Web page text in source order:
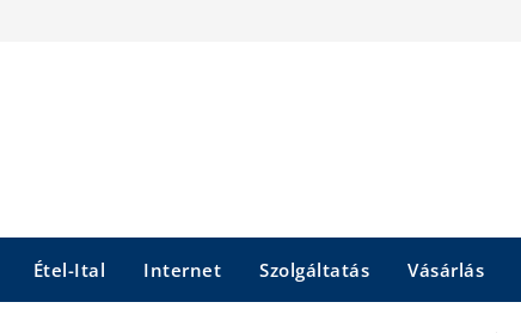
Étel-Ital Internet Szolgáltatás Vásárlás